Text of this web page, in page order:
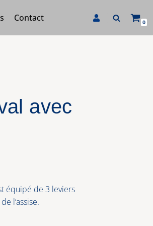
Contact 0
avec
équipé de 3 leviers
l’assise.